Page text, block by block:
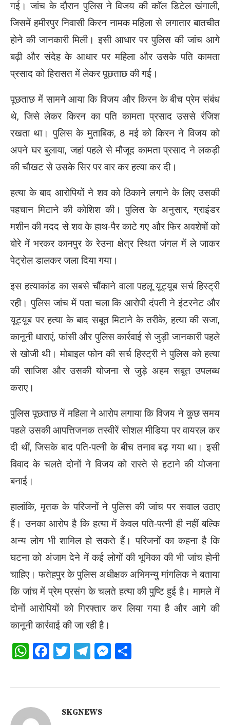
गई। जांच के दौरान पुलिस ने विजय की कॉल डिटेल खंगाली,
जिसमें हमीरपुर निवासी किरन नामक महिला से लगातार बातचीत
होने की जानकारी मिली। इसी आधार पर पुलिस की जांच आगे
बढ़ी और संदेह के आधार पर महिला और उसके पति कामता
प्रसाद को हिरासत में लेकर पूछताछ की गई।
पूछताछ में सामने आया कि विजय और किरन के बीच प्रेम संबंध
थे, जिसे लेकर किरन का पति कामता प्रसाद उससे रंजिश
रखता था। पुलिस के मुताबिक, 8 मई को किरन ने विजय को
अपने घर बुलाया, जहां पहले से मौजूद कामता प्रसाद ने लकड़ी
की चौखट से उसके सिर पर वार कर हत्या कर दी।
हत्या के बाद आरोपियों ने शव को ठिकाने लगाने के लिए उसकी
पहचान मिटाने की कोशिश की। पुलिस के अनुसार, ग्राइंडर
मशीन की मदद से शव के हाथ-पैर काटे गए और फिर अवशेषों को
बोरे में भरकर कानपुर के रेउना क्षेत्र स्थित जंगल में ले जाकर
पेट्रोल डालकर जला दिया गया।
इस हत्याकांड का सबसे चौंकाने वाला पहलू यूट्यूब सर्च हिस्ट्री
रही। पुलिस जांच में पता चला कि आरोपी दंपती ने इंटरनेट और
यूट्यूब पर हत्या के बाद सबूत मिटाने के तरीके, हत्या की सजा,
कानूनी धाराएं, फांसी और पुलिस कार्रवाई से जुड़ी जानकारी पहले
से खोजी थी। मोबाइल फोन की सर्च हिस्ट्री ने पुलिस को हत्या
की साजिश और उसकी योजना से जुड़े अहम सबूत उपलब्ध
कराए।
पुलिस पूछताछ में महिला ने आरोप लगाया कि विजय ने कुछ समय
पहले उसकी आपत्तिजनक तस्वीरें सोशल मीडिया पर वायरल कर
दी थीं, जिसके बाद पति-पत्नी के बीच तनाव बढ़ गया था। इसी
विवाद के चलते दोनों ने विजय को रास्ते से हटाने की योजना
बनाई।
हालांकि, मृतक के परिजनों ने पुलिस की जांच पर सवाल उठाए
हैं। उनका आरोप है कि हत्या में केवल पति-पत्नी ही नहीं बल्कि
अन्य लोग भी शामिल हो सकते हैं। परिजनों का कहना है कि
घटना को अंजाम देने में कई लोगों की भूमिका की भी जांच होनी
चाहिए। फतेहपुर के पुलिस अधीक्षक अभिमन्यु मांगलिक ने बताया
कि जांच में प्रेम प्रसंग के चलते हत्या की पुष्टि हुई है। मामले में
दोनों आरोपियों को गिरफ्तार कर लिया गया है और आगे की
कानूनी कार्रवाई की जा रही है।
WhatsApp
Facebook
Twitter
Telegram
Messenger
SKGNEWS